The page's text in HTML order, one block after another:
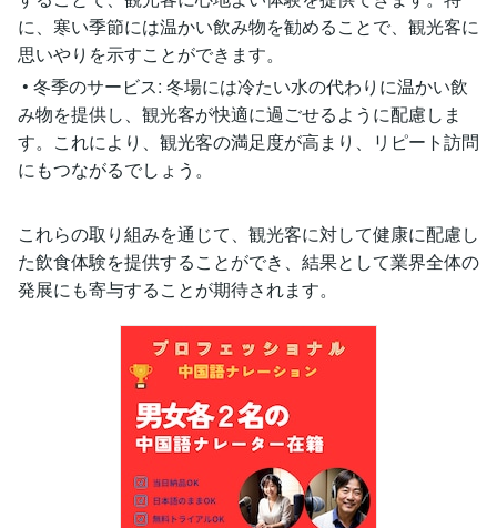
に、寒い季節には温かい飲み物を勧めることで、観光客に
思いやりを示すことができます。
• 冬季のサービス: 冬場には冷たい水の代わりに温かい飲
み物を提供し、観光客が快適に過ごせるように配慮しま
す。これにより、観光客の満足度が高まり、リピート訪問
にもつながるでしょう。
これらの取り組みを通じて、観光客に対して健康に配慮し
た飲食体験を提供することができ、結果として業界全体の
発展にも寄与することが期待されます。